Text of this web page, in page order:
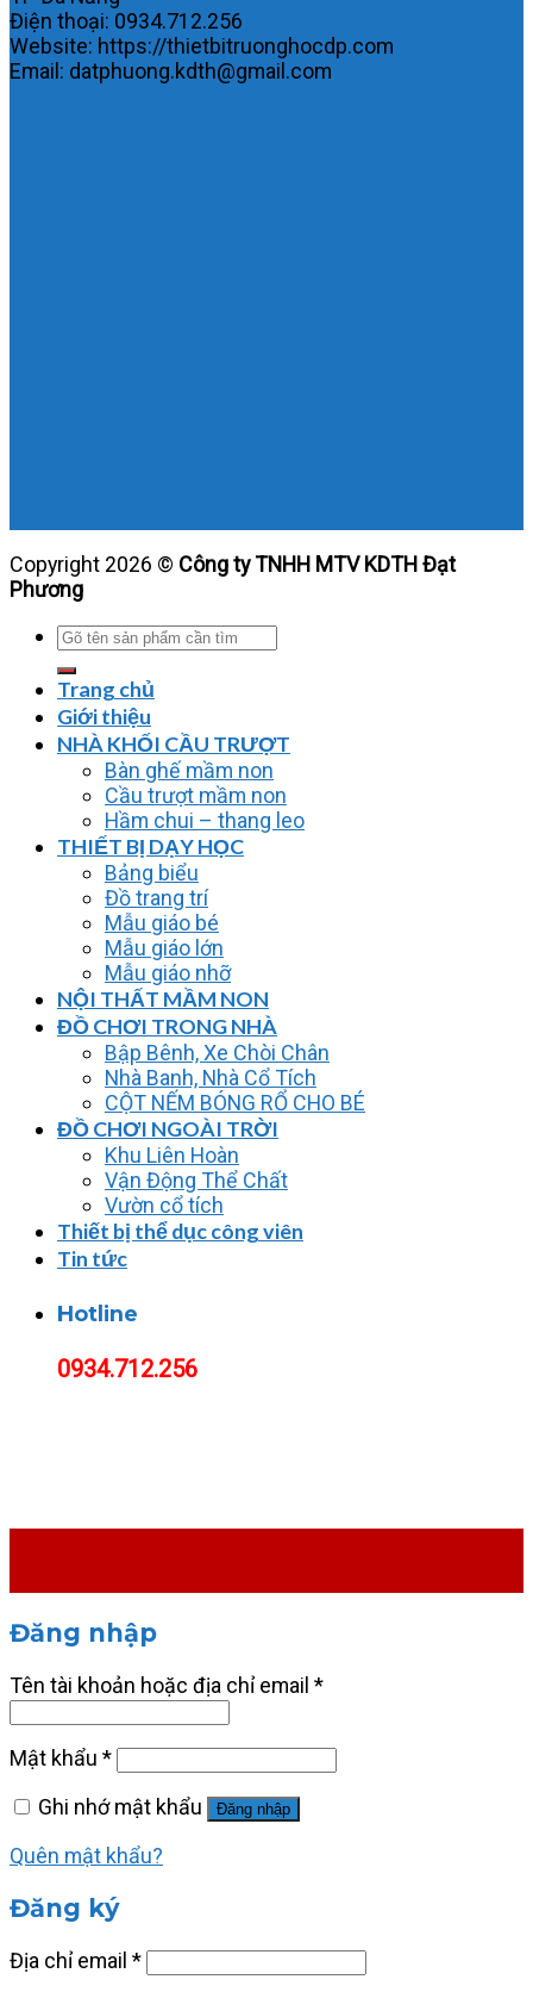
Điện thoại: 0934.712.256
Website: https://thietbitruonghocdp.com
Email: datphuong.kdth@gmail.com
Copyright 2026 © Công ty TNHH MTV KDTH Đạt
Phương
Tìm
Trang chủ
Giới thiệu
NHÀ KHỐI CẦU TRƯỢT
Bàn ghế mầm non
Cầu trượt mầm non
Hầm chui – thang leo
THIẾT BỊ DẠY HỌC
Bảng biểu
Đồ trang trí
Mẫu giáo bé
Mẫu giáo lớn
Mẫu giáo nhỡ
NỘI THẤT MẦM NON
ĐỒ CHƠI TRONG NHÀ
Bập Bênh, Xe Chòi Chân
Nhà Banh, Nhà Cổ Tích
CỘT NẾM BÓNG RỔ CHO BÉ
ĐỒ CHƠI NGOÀI TRỜI
Khu Liên Hoàn
Vận Động Thể Chất
Vườn cổ tích
Thiết bị thể dục công viên
Tin tức
Hotline
0934.712.256
Đăng nhập
Tên tài khoản hoặc địa chỉ email *
Mật khẩu *
Ghi nhớ mật khẩu
Đăng nhập
Quên mật khẩu?
Đăng ký
Địa chỉ email *